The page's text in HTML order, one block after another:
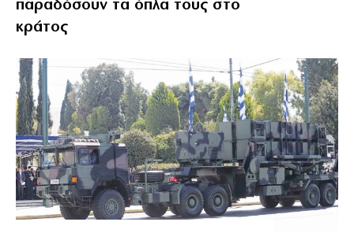
παραδόσουν τα όπλα τους στο
κράτος